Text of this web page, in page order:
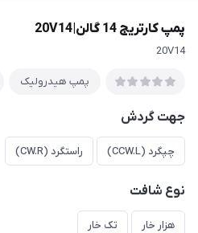
پمپ کارتریج 14 گالن|20V14
20V14
پمپ هیدرولیک
جهت گردش
چپگرد (CCW.L) راستگرد (CW.R)
نوع شافت
هزار خار تک خار